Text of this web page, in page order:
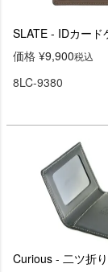
SLATE - IDカード
価格 ¥9,900税込
8LC-9380
Curious - 二ツ折